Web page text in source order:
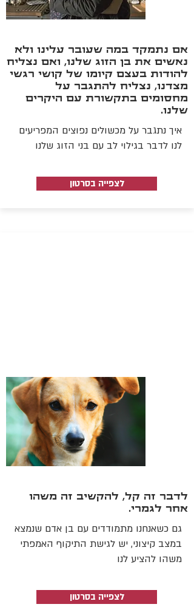
אם נתמקד במה שעובר עלינו ולא
נאשים את בן הזוג שלנו, ואם נצליח
להודות בעצם קיומו של קושי רגשי
מצדנו, נצליח להתגבר על
מחסומים בתקשורת עם היקרים
שלנו.
איך נתגבר על מכשולים נפוצים המפריעים
לנו לדבר בגילוי לב עם בני הזוג שלנו
לצפייה בסרטון
לדבר זה קל, להקשיב זה משהו
אחר לגמרי.
גם כשאנחנו מתמודדים עם בן אדם שנמצא
במצב קיצוני, יש לגישת התיקוף האמפתי
משהו להציע לנו
לצפייה בסרטון